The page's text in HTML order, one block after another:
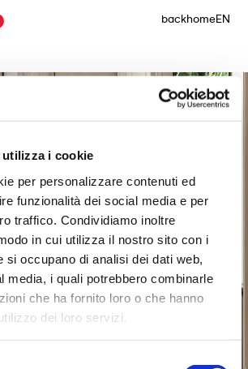
i cookie
per personalizzare contenuti ed
funzionalità dei social media e per
traffico. Condividiamo inoltre
in cui utilizza il nostro sito con i
si occupano di analisi dei dati web,
media, i quali potrebbero combinarle
che ha fornito loro o che hanno
dei loro servizi.
backhomeEN